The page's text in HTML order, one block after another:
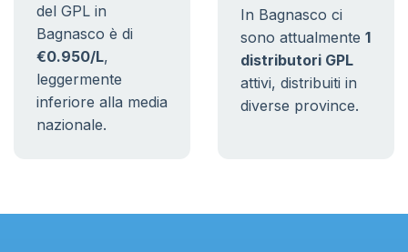
del GPL in
Bagnasco è di
€0.950/L,
leggermente
inferiore alla media
nazionale.
In Bagnasco ci
sono attualmente 1
distributori GPL
attivi, distribuiti in
diverse province.